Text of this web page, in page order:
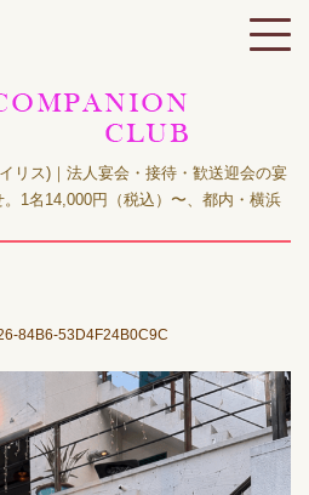
リス)｜法人宴会・接待・歓送迎会の宴
1名14,000円（税込）〜、都内・横浜
84B6-53D4F24B0C9C